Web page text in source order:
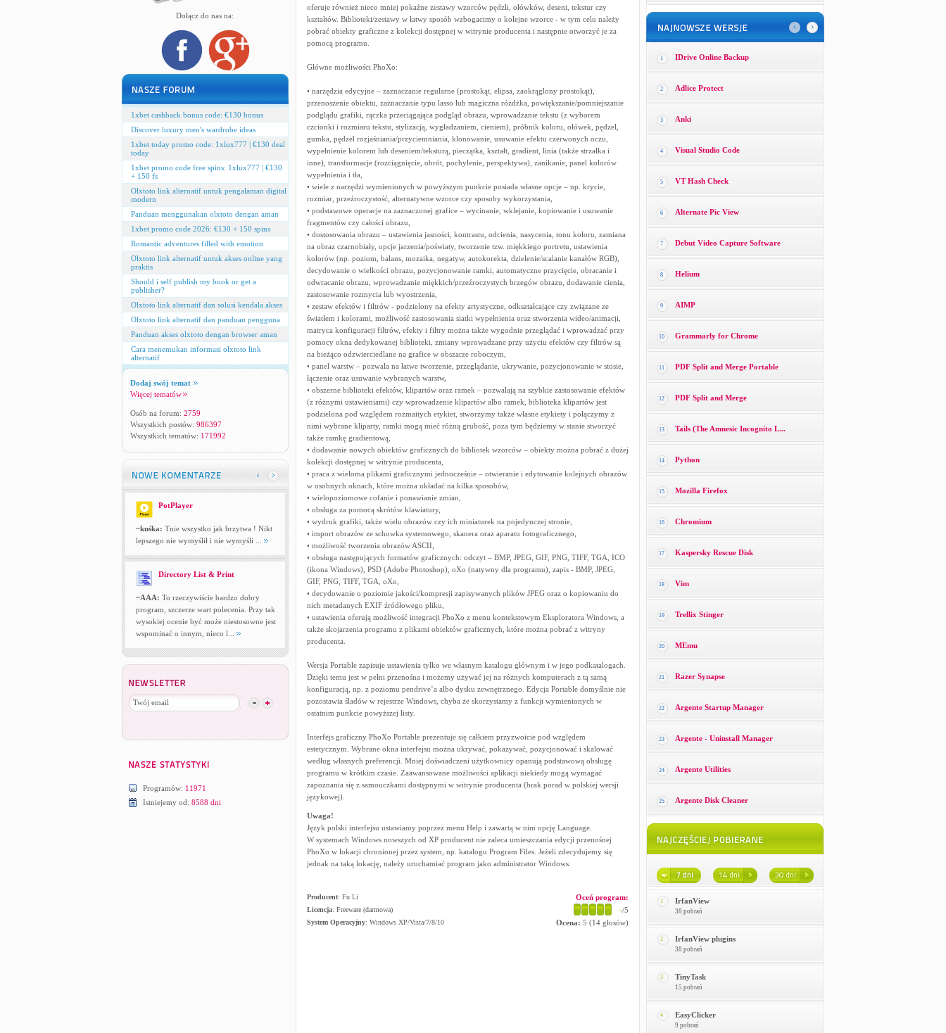
Dołącz do nas na:
1xbet cashback bonus code: €130 bonus
Discover luxury men's wardrobe ideas
1xbet today promo code: 1xlux777 | €130 deal
today
1xbet promo code free spins: 1xlux777 | €130
+ 150 fs
Olxtoto link alternatif untuk pengalaman digital
modern
Panduan menggunakan olxtoto dengan aman
1xbet promo code 2026: €130 + 150 spins
Romantic adventures filled with emotion
Olxtoto link alternatif untuk akses online yang
praktis
Should i self publish my book or get a
publisher?
Olxtoto link alternatif dan solusi kendala akses
Olxtoto link alternatif dan panduan pengguna
Panduan akses olxtoto dengan browser aman
Cara menemukan informasi olxtoto link
alternatif
Dodaj swój temat
Więcej tematów
Osób na forum: 2759
Wszystkich postów: 986397
Wszystkich tematów: 171992
PotPlayer
~kuśka: Tnie wszystko jak brzytwa ! Nikt
lepszego nie wymyślił i nie wymyśli ...
Directory List & Print
~AAA: To rzeczywiście bardzo dobry
program, szczerze wart polecenia. Przy tak
wysokiej ocenie być może niestosowne jest
wspominać o innym, nieco l...
Programów: 11971
Istniejemy od: 8588 dni
oferuje również nieco mniej pokaźne zestawy wzorców pędzli, ołówków, deseni, tekstur czy
kształtów. Biblioteki/zestawy w łatwy sposób wzbogacimy o kolejne wzorce - w tym celu należy
pobrać obiekty graficzne z kolekcji dostępnej w witrynie producenta i następnie otworzyć je za
pomocą programu.
Główne możliwości PhoXo:
• narzędzia edycyjne – zaznaczanie regularne (prostokąt, elipsa, zaokrąglony prostokąt),
przenoszenie obiektu, zaznaczanie typu lasso lub magiczna różdżka, powiększanie/pomniejszanie
podglądu grafiki, rączka przeciągająca podgląd obrazu, wprowadzanie tekstu (z wyborem
czcionki i rozmiaru tekstu, stylizacją, wygładzaniem, cieniem), próbnik koloru, ołówek, pędzel,
gumka, pędzel rozjaśniania/przyciemniania, klonowanie, usuwanie efektu czerwonych oczu,
wypełnienie kolorem lub deseniem/teksturą, pieczątka, kształt, gradient, linia (także strzałka i
inne), transformacje (rozciągnięcie, obrót, pochylenie, perspektywa), zanikanie, panel kolorów
wypełnienia i tła,
• wiele z narzędzi wymienionych w powyższym punkcie posiada własne opcje – np. krycie,
rozmiar, przeźroczystość, alternatywne wzorce czy sposoby wykorzystania,
• podstawowe operacje na zaznaczonej grafice – wycinanie, wklejanie, kopiowanie i usuwanie
fragmentów czy całości obrazu,
• dostosowania obrazu – ustawienia jasności, kontrastu, odcienia, nasycenia, tonu koloru, zamiana
na obraz czarnobiały, opcje jarzenia/poświaty, tworzenie tzw. miękkiego portretu, ustawienia
kolorów (np. poziom, balans, mozaika, negatyw, autokorekta, dzielenie/scalanie kanałów RGB),
decydowanie o wielkości obrazu, pozycjonowanie ramki, automatyczne przycięcie, obracanie i
odwracanie obrazu, wprowadzanie miękkich/przeźroczystych brzegów obrazu, dodawanie cienia,
zastosowanie rozmycia lub wyostrzenia,
• zestaw efektów i filtrów - podzielony na efekty artystyczne, odkształcające czy związane ze
światłem i kolorami, możliwość zastosowania siatki wypełnienia oraz stworzenia wideo/animacji,
matryca konfiguracji filtrów, efekty i filtry można także wygodnie przeglądać i wprowadzać przy
pomocy okna dedykowanej biblioteki, zmiany wprowadzane przy użyciu efektów czy filtrów są
na bieżąco odzwierciedlane na grafice w obszarze roboczym,
• panel warstw – pozwala na łatwe tworzenie, przeglądanie, ukrywanie, pozycjonowanie w stosie,
łączenie oraz usuwanie wybranych warstw,
• obszerne biblioteki efektów, klipartów oraz ramek – pozwalają na szybkie zastosowanie efektów
(z różnymi ustawieniami) czy wprowadzenie klipartów albo ramek, biblioteka klipartów jest
podzielona pod względem rozmaitych etykiet, stworzymy także własne etykiety i połączymy z
nimi wybrane kliparty, ramki mogą mieć różną grubość, poza tym będziemy w stanie stworzyć
także ramkę gradientową,
• dodawanie nowych obiektów graficznych do bibliotek wzorców – obiekty można pobrać z dużej
kolekcji dostępnej w witrynie producenta,
• praca z wieloma plikami graficznymi jednocześnie – otwieranie i edytowanie kolejnych obrazów
w osobnych oknach, które można układać na kilka sposobów,
• wielopoziomowe cofanie i ponawianie zmian,
• obsługa za pomocą skrótów klawiatury,
• wydruk grafiki, także wielu obrazów czy ich miniaturek na pojedynczej stronie,
• import obrazów ze schowka systemowego, skanera oraz aparatu fotograficznego,
• możliwość tworzenia obrazów ASCII,
• obsługa następujących formatów graficznych: odczyt – BMP, JPEG, GIF, PNG, TIFF, TGA, ICO
(ikona Windows), PSD (Adobe Photoshop), oXo (natywny dla programu), zapis - BMP, JPEG,
GIF, PNG, TIFF, TGA, oXo,
• decydowanie o poziomie jakości/kompresji zapisywanych plików JPEG oraz o kopiowaniu do
nich metadanych EXIF źródłowego pliku,
• ustawienia oferują możliwość integracji PhoXo z menu kontekstowym Eksploratora Windows, a
także skojarzenia programu z plikami obiektów graficznych, które można pobrać z witryny
producenta.
Wersja Portable zapisuje ustawienia tylko we własnym katalogu głównym i w jego podkatalogach.
Dzięki temu jest w pełni przenośna i możemy używać jej na różnych komputerach z tą samą
konfiguracją, np. z poziomu pendrive’a albo dysku zewnętrznego. Edycja Portable domyślnie nie
pozostawia śladów w rejestrze Windows, chyba że skorzystamy z funkcji wymienionych w
ostatnim punkcie powyższej listy.
Interfejs graficzny PhoXo Portable prezentuje się całkiem przyzwoicie pod względem
estetycznym. Wybrane okna interfejsu można ukrywać, pokazywać, pozycjonować i skalować
według własnych preferencji. Mniej doświadczeni użytkownicy opanują podstawową obsługę
programu w krótkim czasie. Zaawansowane możliwości aplikacji niekiedy mogą wymagać
zapoznania się z samouczkami dostępnymi w witrynie producenta (brak porad w polskiej wersji
językowej).
Uwaga!
Język polski interfejsu ustawiamy poprzez menu Help i zawartą w nim opcję Language.
W systemach Windows nowszych od XP producent nie zaleca umieszczania edycji przenośnej
PhoXo w lokacji chronionej przez system, np. katalogu Program Files. Jeżeli zdecydujemy się
jednak na taką lokację, należy uruchamiać program jako administrator Windows.
Producent: Fu Li
Licencja: Freeware (darmowa)
System Operacyjny: Windows XP/Vista/7/8/10
Oceń program:
-/5
Ocena: 5 (14głosów)
1 IDrive Online Backup
2 Adlice Protect
3 Anki
4 Visual Studio Code
5 VT Hash Check
6 Alternate Pic View
7 Debut Video Capture Software
8 Helium
9 AIMP
10 Grammarly for Chrome
11 PDF Split and Merge Portable
12 PDF Split and Merge
13 Tails (The Amnesic Incognito L...
14 Python
15 Mozilla Firefox
16 Chromium
17 Kaspersky Rescue Disk
18 Vim
19 Trellix Stinger
20 MEmu
21 Razer Synapse
22 Argente Startup Manager
23 Argente - Uninstall Manager
24 Argente Utilities
25 Argente Disk Cleaner
1 IrfanView
38 pobrań
2 IrfanView plugins
38 pobrań
3 TinyTask
15 pobrań
4 EasyClicker
9 pobrań